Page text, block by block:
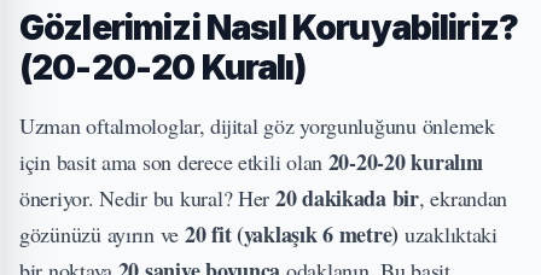
Gözlerimizi Nasıl Koruyabiliriz?
(20-20-20 Kuralı)
Uzman oftalmologlar, dijital göz yorgunluğunu önlemek
için basit ama son derece etkili olan 20-20-20 kuralını
öneriyor. Nedir bu kural? Her 20 dakikada bir, ekrandan
gözünüzü ayırın ve 20 fit (yaklaşık 6 metre) uzaklıktaki